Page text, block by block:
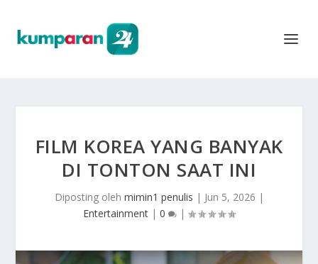
FILM KOREA YANG BANYAK
DI TONTON SAAT INI
Diposting oleh mimin1 penulis | Jun 5, 2026 |
Entertainment | 0 |